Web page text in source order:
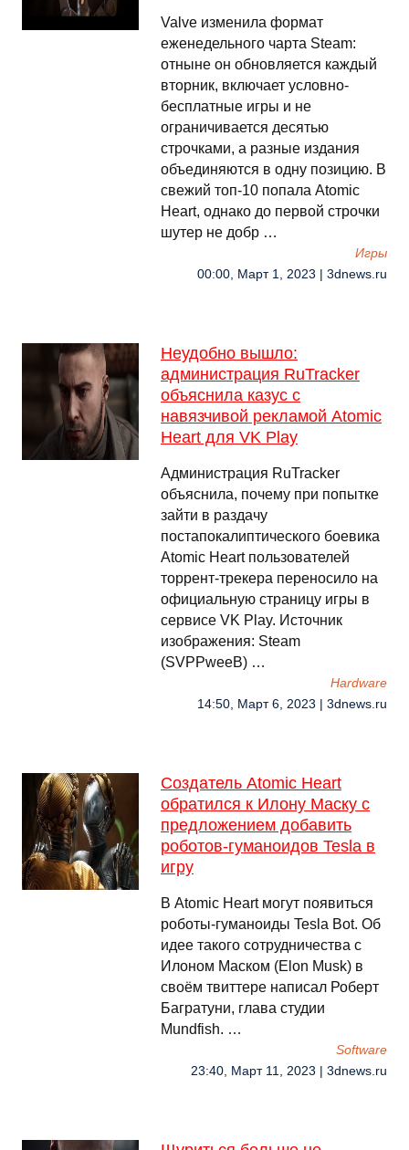
Valve изменила формат
еженедельного чарта Steam:
отныне он обновляется каждый
вторник, включает условно-
бесплатные игры и не
ограничивается десятью
строчками, а разные издания
объединяются в одну позицию. В
свежий топ-10 попала Atomic
Heart, однако до первой строчки
шутер не добр …
Игры
00:00, Март 1, 2023 | 3dnews.ru
Неудобно вышло:
администрация RuTracker
объяснила казус с
навязчивой рекламой Atomic
Heart для VK Play
Администрация RuTracker
объяснила, почему при попытке
зайти в раздачу
постапокалиптического боевика
Atomic Heart пользователей
торрент-трекера переносило на
официальную страницу игры в
сервисе VK Play. Источник
изображения: Steam
(SVPPweeB) …
Hardware
14:50, Март 6, 2023 | 3dnews.ru
Создатель Atomic Heart
обратился к Илону Маску с
предложением добавить
роботов-гуманоидов Tesla в
игру
В Atomic Heart могут появиться
роботы-гуманоиды Tesla Bot. Об
идее такого сотрудничества с
Илоном Маском (Elon Musk) в
своём твиттере написал Роберт
Багратуни, глава студии
Mundfish. …
Software
23:40, Март 11, 2023 | 3dnews.ru